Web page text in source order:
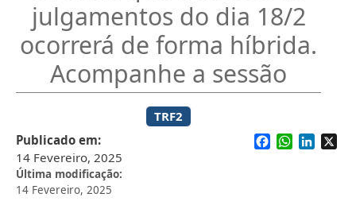
julgamentos do dia 18/2
ocorrerá de forma híbrida.
Acompanhe a sessão
TRF2
Publicado em
14 Fevereiro, 2025
Última modificação
14 Fevereiro, 2025
Facebook
WhatsApp